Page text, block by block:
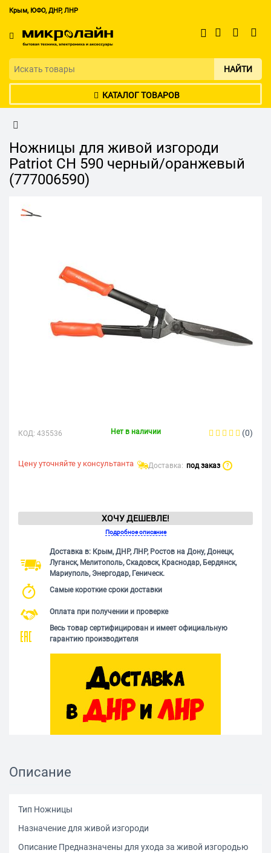
Крым, ЮФО, ДНР, ЛНР
НАЙТИ
КАТАЛОГ ТОВАРОВ
Ножницы для живой изгороди
Patriot CH 590 черный/оранжевый
(777006590)
КОД: 435536 Нет в наличии (0)
Цену уточняйте у консультанта Доставка: под заказ ?
ХОЧУ ДЕШЕВЛЕ!
Подробное описание
Доставка в: Крым, ДНР, ЛНР, Ростов на Дону, Донецк,
Луганск, Мелитополь, Скадовск, Краснодар, Бердянск,
Мариуполь, Энергодар, Геническ.
Самые короткие сроки доставки
Оплата при получении и проверке
Весь товар сертифицирован и имеет официальную
гарантию производителя
Описание
Тип Ножницы
Назначение для живой изгороди
Описание Предназначены для ухода за живой изгородью